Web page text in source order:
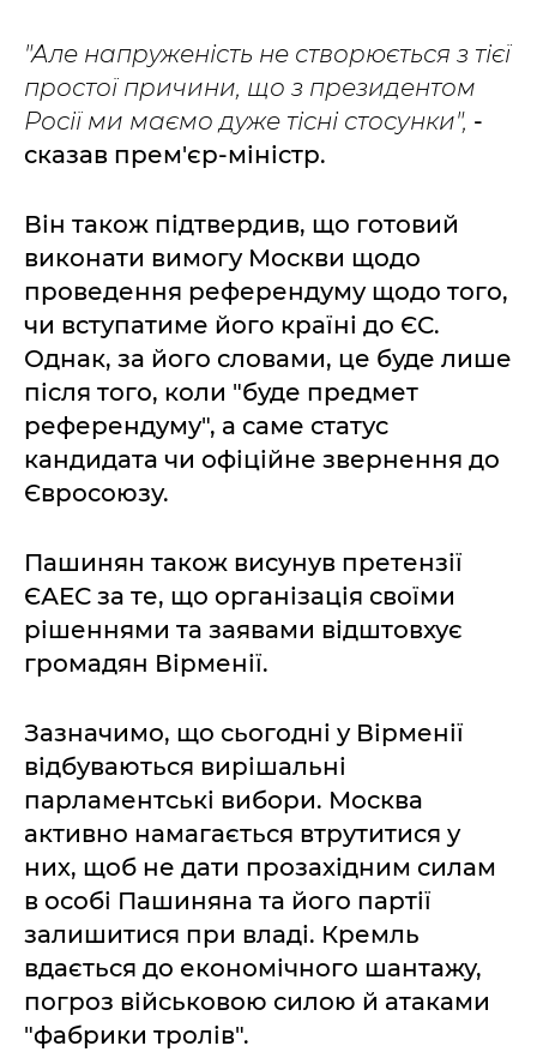
"Але напруженість не створюється з тієї
простої причини, що з президентом
Росії ми маємо дуже тісні стосунки", -
сказав прем'єр-міністр.
Він також підтвердив, що готовий
виконати вимогу Москви щодо
проведення референдуму щодо того,
чи вступатиме його країні до ЄС.
Однак, за його словами, це буде лише
після того, коли "буде предмет
референдуму", а саме статус
кандидата чи офіційне звернення до
Євросоюзу.
Пашинян також висунув претензії
ЄАЕС за те, що організація своїми
рішеннями та заявами відштовхує
громадян Вірменії.
Зазначимо, що сьогодні у Вірменії
відбуваються вирішальні
парламентські вибори. Москва
активно намагається втрутитися у
них, щоб не дати прозахідним силам
в особі Пашиняна та його партії
залишитися при владі. Кремль
вдається до економічного шантажу,
погроз військовою силою й атаками
"фабрики тролів".